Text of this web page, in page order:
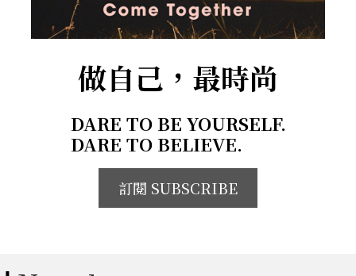
做自己，最時尚
DARE TO BE YOURSELF.
DARE TO BELIEVE.
訂閱 SUBSCRIBE